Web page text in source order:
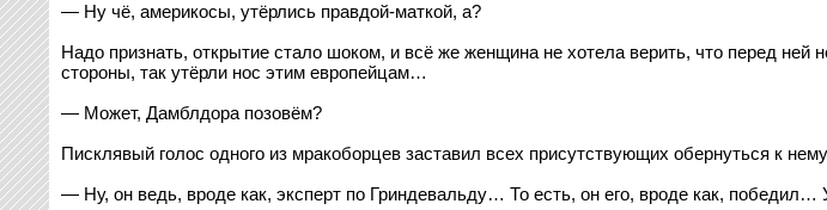
— Ну чё, америкосы, утёрлись правдой-маткой, а?
Надо признать, открытие стало шоком, и всё же женщина не хотела верить, что перед ней
стороны, так утёрли нос этим европейцам…
— Может, Дамблдора позовём?
Писклявый голос одного из мракоборцев заставил всех присутствующих обернуться к
— Ну, он ведь, вроде как, эксперт по Гриндевальду… То есть, он его, вроде как,